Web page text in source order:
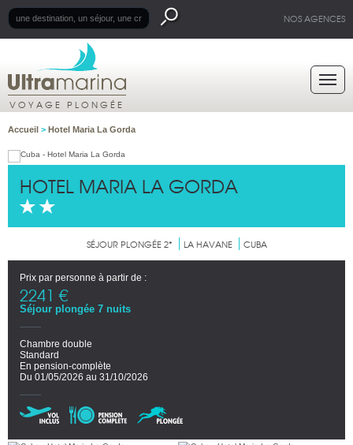
NOS AGENCES
VOYAGE PLONGÉE
Accueil > Hotel Maria La Gorda
HOTEL MARIA LA GORDA
SÉJOUR PLONGÉE 2* LA HAVANE CUBA
Prix par personne à partir de :
2241 €
Séjour plongée 7 nuits
Chambre double
Standard
En pension-complète
Du 01/05/2026 au 31/10/2026